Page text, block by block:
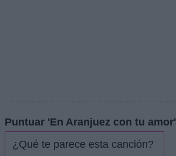
Puntuar 'En Aranjuez con tu amor'
¿Qué te parece esta canción?